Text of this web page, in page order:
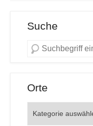
Suche
Orte